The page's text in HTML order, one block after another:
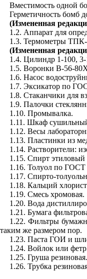
Вместимость одной
Герметичность бомб
(Измененная
1.2. Аппарат для
1.3. Термометры
(Измененная
1.4. Цилиндр 1-100,
1.5. Воронки В-56-
1.6. Насос
1.7. Эксикатор по
1.8. Стаканчики для
1.9. Палочки
1.10. Промывалка.
1.11. Шкаф
1.12. Весы
1.13. Пластинки из
1.14. Растворители:
1.15. Спирт
1.16. Толуол по ГОСТ
1.17. Спирто-
1.18. Кальций
1.19. Смесь хромовая.
1.20. Вода
1.21. Бумага
1.22. Фильтры
таким же размером пор.
1.23. Паста ГОИ и
1.24. Войлок или
1.25. Груша резиновая.
1.26. Трубка